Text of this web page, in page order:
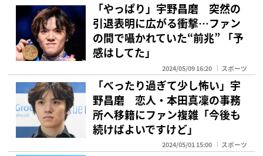
「やっぱり」宇野昌磨 突然の
引退表明に広がる衝撃…ファン
の間で囁かれていた“前兆” 「予
感はしてた」
2024/05/09 16:20 スポーツ
「べったり過ぎて少し怖い」宇
野昌磨 恋人・本田真凜の事務
所へ移籍にファン複雑「今後も
続けばよいですけど」
2024/05/01 15:00 スポーツ